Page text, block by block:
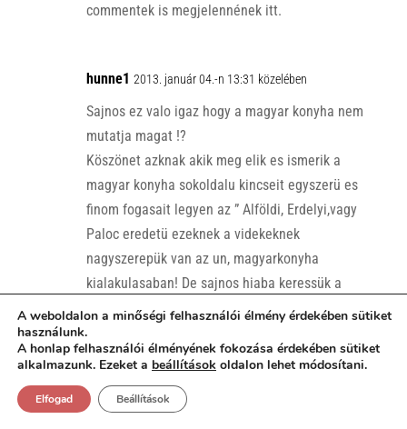
commentek is megjelennének itt.
hunne1 2013. január 04.-n 13:31 közelében
Sajnos ez valo igaz hogy a magyar konyha nem
mutatja magat !?
Köszönet azknak akik meg elik es ismerik a
magyar konyha sokoldalu kincseit egyszerü es
finom fogasait legyen az ” Alföldi, Erdelyi,vagy
Paloc eredetü ezeknek a videkeknek
nagyszerepük van az un, magyarkonyha
kialakulasaban! De sajnos hiaba keressük a
hentesnel (ha meg van magyarhentes) vagy a
boltokban. az ösi termeket mar nem nagyon
lehet ilyet talalni mint „Paloc csülök füstölve
langoltkolbasz amit kapunk az gyorserlelt
A weboldalon a minőségi felhasználói élmény érdekében sütiket
használunk.
A honlap felhasználói élményének fokozása érdekében sütiket
alkalmazunk. Ezeket a beállítások oldalon lehet módosítani.
Elfogad Beállítások